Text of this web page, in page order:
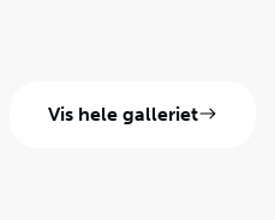
Vis hele galleriet